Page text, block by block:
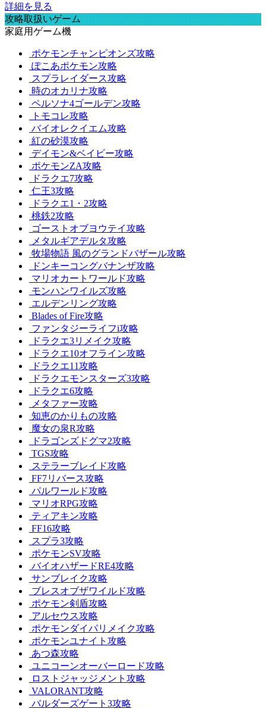
詳細を見る
攻略取扱いゲーム
家庭用ゲーム機
ポケモンチャンピオンズ攻略
ぽこあポケモン攻略
スプラレイダース攻略
時のオカリナ攻略
ペルソナ4ゴールデン攻略
トモコレ攻略
バイオレクイエム攻略
紅の砂漠攻略
デイモン&ベイビー攻略
ポケモンZA攻略
ドラクエ7攻略
仁王3攻略
ドラクエ1・2攻略
桃鉄2攻略
ゴーストオブヨウテイ攻略
メタルギアデルタ攻略
牧場物語 風のグランドバザール攻略
ドンキーコングバナンザ攻略
マリオカートワールド攻略
モンハンワイルズ攻略
エルデンリング攻略
Blades of Fire攻略
ファンタジーライフi攻略
ドラクエ3リメイク攻略
ドラクエ10オフライン攻略
ドラクエ11攻略
ドラクエモンスターズ3攻略
ドラクエ6攻略
メタファー攻略
知恵のかりもの攻略
魔女の泉R攻略
ドラゴンズドグマ2攻略
TGS攻略
ステラーブレイド攻略
FF7リバース攻略
パルワールド攻略
マリオRPG攻略
ティアキン攻略
FF16攻略
スプラ3攻略
ポケモンSV攻略
バイオハザードRE4攻略
サンブレイク攻略
ブレスオブザワイルド攻略
ポケモン剣盾攻略
アルセウス攻略
ポケモンダイパリメイク攻略
ポケモンユナイト攻略
あつ森攻略
ユニコーンオーバーロード攻略
ロストジャッジメント攻略
VALORANT攻略
バルダーズゲート3攻略